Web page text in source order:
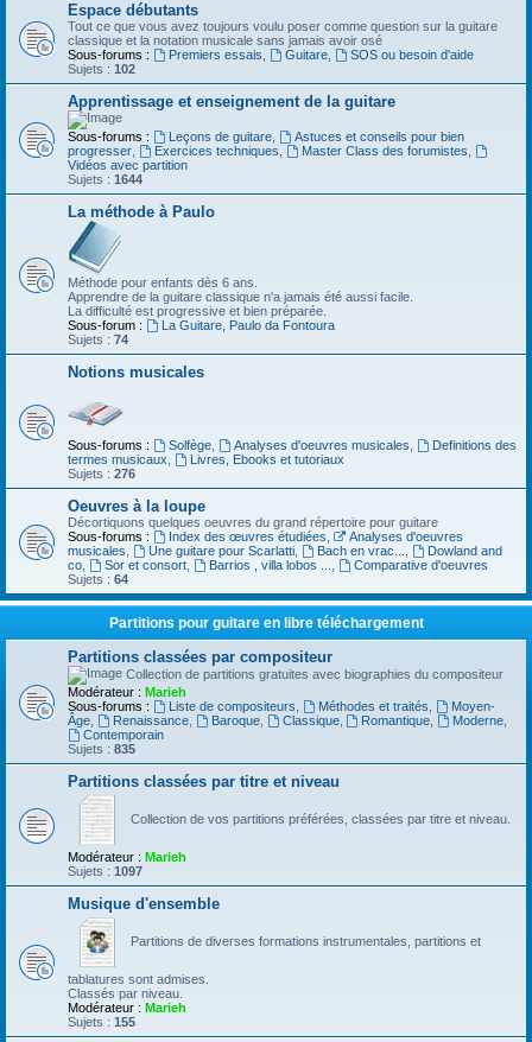
Espace débutants
Tout ce que vous avez toujours voulu poser comme question sur la guitare
classique et la notation musicale sans jamais avoir osé
Sous-forums :
Premiers essais Guitare,
SOS ou besoin d'aide
Sujets : 102
Apprentissage et enseignement de la guitare
Sous-forums : Leçons de guitare,
Astuces et conseils pour bien
progresser
Exercices techniques Master Class des forumistes
Vidéos avec partition
Sujets : 1644
La méthode à Paulo
Méthode pour enfants dès 6 ans.
Apprendre de la guitare classique n'a jamais été aussi facile.
La difficulté est progressive et bien préparée.
Sous-forum :
La Guitare, Paulo da Fontoura
Sujets : 74
Notions musicales
Sous-forums : Solfège, Analyses d'oeuvres musicales
Definitions des
termes musicaux
Livres, Ebooks et tutoriaux
Sujets : 276
Oeuvres à la loupe
Décortiquons quelques oeuvres du grand répertoire pour guitare
Sous-forums :
Index des œuvres étudiées
Analyses d'oeuvres
musicales
Une guitare pour Scarlatti, Bach en vrac...
Dowland and
co
Sor et consort, Barrios , villa lobos ...
Comparative d'oeuvres
Sujets : 64
Partitions pour guitare en libre téléchargement
Partitions classées par compositeur
Collection de partitions gratuites avec biographies du compositeur
Modérateur : Marieh
Sous-forums :
Liste de compositeurs Méthodes et traités
Moyen-
Âge
Renaissance, Baroque, Classique, Romantique Moderne
Contemporain
Sujets : 835
Partitions classées par titre et niveau
Collection de vos partitions préférées, classées par titre et niveau.
Modérateur : Marieh
Sujets : 1097
Musique d'ensemble
Partitions de diverses formations instrumentales, partitions et
tablatures sont admises.
Classés par niveau.
Modérateur : Marieh
Sujets : 155